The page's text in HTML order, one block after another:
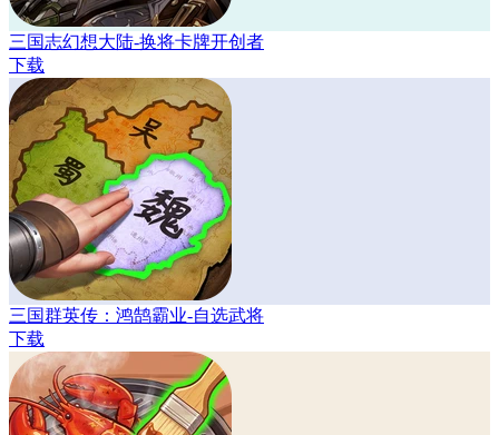
三国志幻想大陆-换将卡牌开创者
下载
三国群英传：鸿鹄霸业-自选武将
下载